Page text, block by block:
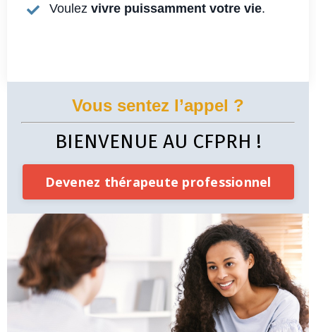
Voulez vivre puissamment votre vie.
Vous sentez l’appel ?
BIENVENUE AU CFPRH !
Devenez thérapeute professionnel